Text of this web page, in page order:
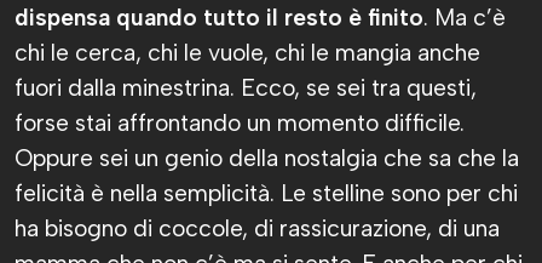
dispensa quando tutto il resto è finito. Ma c’è
chi le cerca, chi le vuole, chi le mangia anche
fuori dalla minestrina. Ecco, se sei tra questi,
forse stai affrontando un momento difficile.
Oppure sei un genio della nostalgia che sa che la
felicità è nella semplicità. Le stelline sono per chi
ha bisogno di coccole, di rassicurazione, di una